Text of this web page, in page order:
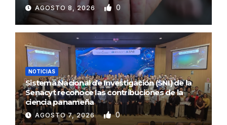
AGOSTO 8, 2026 0
NOTICIAS
Sistema Nacional de Investigación (SNI) de la
Senacyt reconoce las contribuciones de la
ciencia panameña
AGOSTO 7, 2026 0